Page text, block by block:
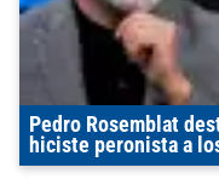
Pedro Rosemblat
hiciste peronista a